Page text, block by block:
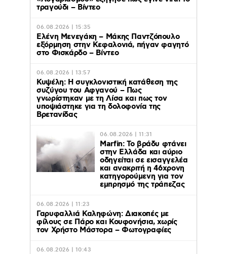
τραγούδι – Βίντεο
06.08.2026 | 15:35
Ελένη Μενεγάκη – Μάκης Παντζόπουλο
εξόρμηση στην Κεφαλονιά, πήγαν φαγητό
στο Φισκάρδο – Βίντεο
06.08.2026 | 13:57
Κυψέλη: Η συγκλονιστική κατάθεση της
συζύγου του Αφγανού – Πως
γνωρίστηκαν με τη Λίσα και πως τον
υποψιάστηκε για τη δολοφονία της
Βρετανίδας
06.08.2026 | 11:31
Marfin: Το βράδυ φτάνει
στην Ελλάδα και αύριο
οδηγείται σε εισαγγελέα
και ανακριτή η 46χρονη
κατηγορούμενη για τον
εμπρησμό της τράπεζας
06.08.2026 | 11:23
Γαρυφαλλιά Καληφώνη: Διακοπές με
φίλους σε Πάρο και Κουφονήσια, χωρίς
τον Χρήστο Μάστορα – Φωτογραφίες
06.08.2026 | 10:43